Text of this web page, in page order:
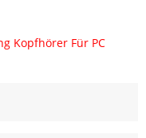
Kopfhörer Für PC